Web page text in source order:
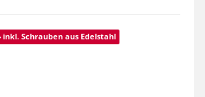
inkl. Schrauben aus Edelstahl